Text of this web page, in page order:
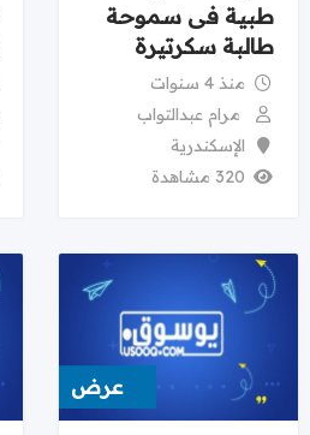
طبية فى سموحة
طالبة سكرتيرة
منذ 4 سنوات
مرام عبدالتواب
الإسكندرية
320 مشاهدة
عرض